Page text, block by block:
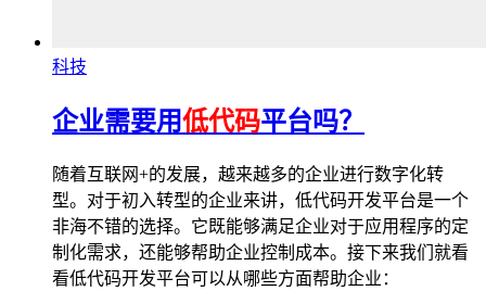
科技
企业需要用低代码平台吗？
随着互联网+的发展，越来越多的企业进行数字化转
型。对于初入转型的企业来讲，低代码开发平台是一个
非海不错的选择。它既能够满足企业对于应用程序的定
制化需求，还能够帮助企业控制成本。接下来我们就看
看低代码开发平台可以从哪些方面帮助企业：